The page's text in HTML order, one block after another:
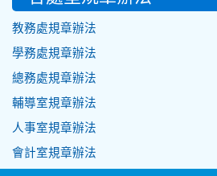
教務處規章辦法
學務處規章辦法
總務處規章辦法
輔導室規章辦法
人事室規章辦法
會計室規章辦法